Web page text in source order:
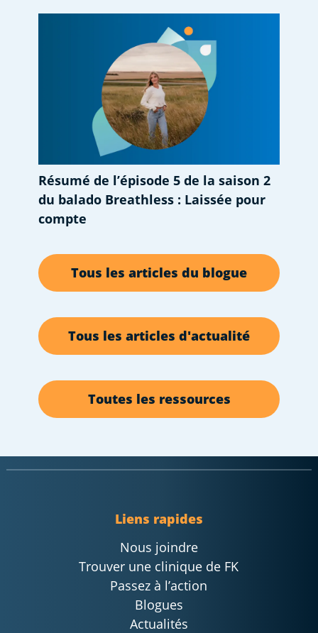
Résumé de l’épisode 5 de la saison 2
du balado Breathless : Laissée pour
compte
Tous les articles du blogue
Tous les articles d'actualité
Toutes les ressources
Liens rapides
Nous joindre
Trouver une clinique de FK
Passez à l’action
Blogues
Actualités